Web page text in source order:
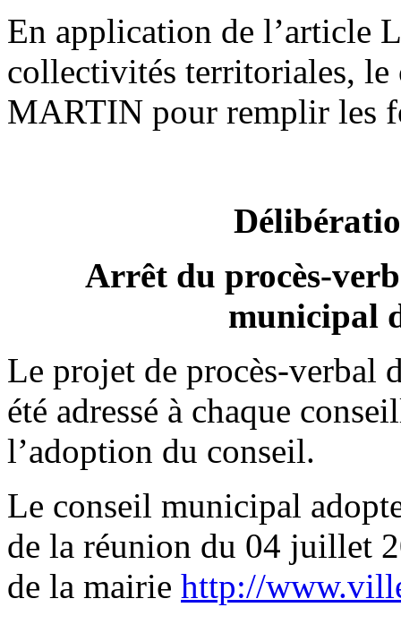
En application de l’article
collectivités territoriales,
MARTIN pour remplir les
Arrêt du procès-
municipal
Le projet de procès-verbal
été adressé à chaque
l’adoption du conseil.
Le conseil municipal
de la réunion du 04 juillet
de la mairie http://